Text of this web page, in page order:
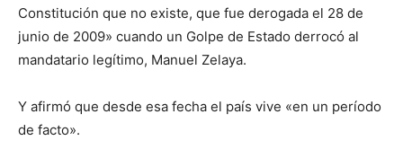
Constitución que no existe, que fue derogada el 28 de
junio de 2009» cuando un Golpe de Estado derrocó al
mandatario legítimo, Manuel Zelaya.
Y afirmó que desde esa fecha el país vive «en un período
de facto».